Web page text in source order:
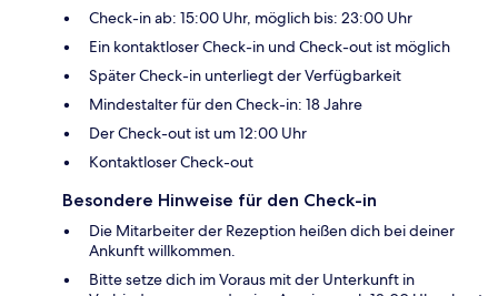
Check-in ab: 15:00 Uhr, möglich bis: 23:00 Uhr
Ein kontaktloser Check-in und Check-out ist möglich
Später Check-in unterliegt der Verfügbarkeit
Mindestalter für den Check-in: 18 Jahre
Der Check-out ist um 12:00 Uhr
Kontaktloser Check-out
Besondere Hinweise für den Check-in
Die Mitarbeiter der Rezeption heißen dich bei deiner
Ankunft willkommen.
Bitte setze dich im Voraus mit der Unterkunft in